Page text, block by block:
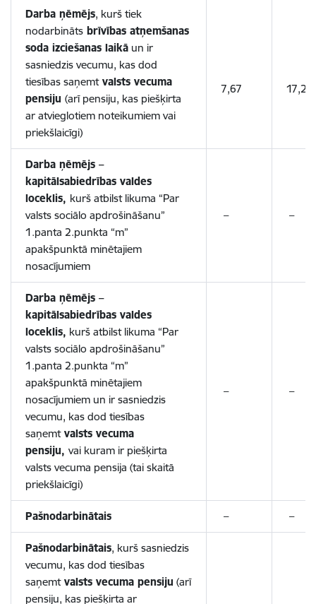
Darba ņēmējs, kurš tiek
nodarbināts brīvības atņemšanas
soda izciešanas laikā un ir
sasniedzis vecumu, kas dod
tiesības saņemtvalsts vecuma
pensiju (arī pensiju, kas piešķirta
ar atvieglotiem noteikumiem vai
priekšlaicīgi)
7,67 17,24
Darba ņēmējs –
kapitālsabiedrības valdes
loceklis, kurš atbilst likuma “Par
valsts sociālo apdrošināšanu”
1.panta 2.punkta “m”
apakšpunktā minētajiem
nosacījumiem
– –
Darba ņēmējs –
kapitālsabiedrības valdes
loceklis, kurš atbilst likuma “Par
valsts sociālo apdrošināšanu”
1.panta 2.punkta “m”
apakšpunktā minētajiem
nosacījumiem un ir sasniedzis
vecumu, kas dod tiesības
saņemtvalsts vecuma
pensiju, vai kuram ir piešķirta
valsts vecuma pensija (tai skaitā
priekšlaicīgi)
– –
Pašnodarbinātais – –
Pašnodarbinātais, kurš sasniedzis
vecumu, kas dod tiesības
saņemtvalsts vecuma pensiju (arī
pensiju, kas piešķirta ar